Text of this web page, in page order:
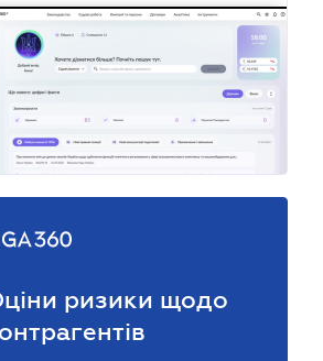
ризики щодо